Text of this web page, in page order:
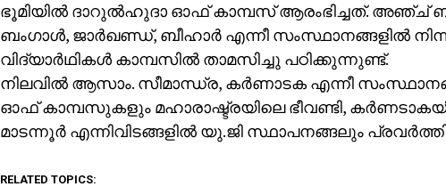
ഭൂമിയില്‍ ദാറുല്‍ഹുദാ ഓഫ് കാമ്പസ് ആരംഭിച്ചത്. അഞ്ച്
ബംഗാള്‍, ജാര്‍ഖണ്ഡ്, ബീഹാര്‍ എന്നീ സംസ്ഥാനങ്ങളില്‍
വിദ്യാര്‍ഥികള്‍ കാമ്പസില്‍ താമസിച്ചു പഠിക്കുന്നുണ്ട്.
നിലവില്‍ ആസാം. സീമാന്ധ്ര, കര്‍ണാടക എന്നീ
ഓഫ് കാമ്പസുകളും മഹാരാഷ്ട്രയിലെ ഭീവണ്ടി,
മാടന്നൂര്‍ എന്നിവിടങ്ങളില്‍ യു.ജി സ്ഥാപനങ്ങലും
RELATED TOPICS: